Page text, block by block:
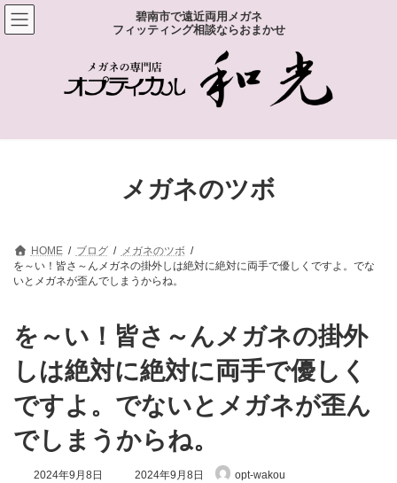
コ
ン
テ
ナ
ビ
ゲ
碧南市で遠近両用メガネ
フィッティング相談ならおまかせ
メガネのツボ
HOME ブログ
メガネのツボ
を～い！皆さ～んメガネの掛外しは絶対に絶対に両手で優しくですよ。でな
いとメガネが歪んでしまうからね。
を～い！皆さ～んメガネの掛外
しは絶対に絶対に両手で優しく
ですよ。でないとメガネが歪ん
でしまうからね。
2024年9月8日
最
2024年9月8日 opt-wakou